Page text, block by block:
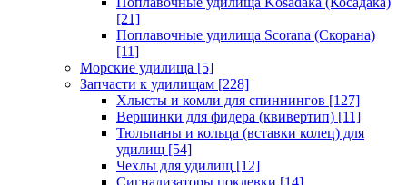
[21]
Поплавочные удилища Scorana (Скорана)
[11]
Морские удилища [5]
Запчасти к удилищам [228]
Хлысты и комли для спиннингов [127]
Вершинки для фидера (квивертип) [11]
Тюльпаны и кольца (вставки колец) для
удилищ [54]
Чехлы для удилищ [12]